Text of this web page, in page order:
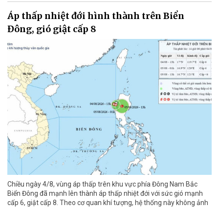
Áp thấp nhiệt đới hình thành trên Biển
Đông, gió giật cấp 8
Chiều ngày 4/8, vùng áp thấp trên khu vực phía Đông Nam Bắc
Biển Đông đã mạnh lên thành áp thấp nhiệt đới với sức gió mạnh
cấp 6, giật cấp 8. Theo cơ quan khí tượng, hệ thống này không ảnh